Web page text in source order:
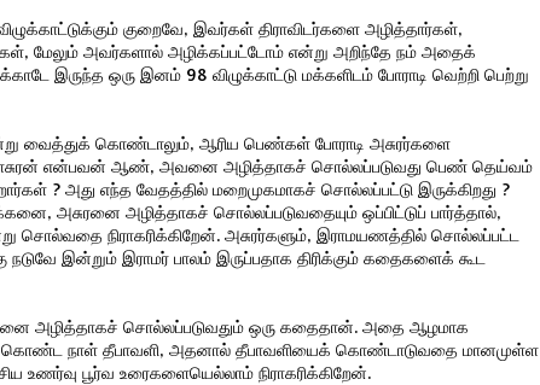
குறைவே, இவர்கள் திராவிடர்களை அழித்தார்கள்,
மேலும் அவர்களால் அழிக்கப்பட்டோம் என்று அறிந்தே நம் அதைக்
இருந்த ஒரு இனம் 98 விழுக்காட்டு மக்களிடம் போராடி வெற்றி பெற்று
வைத்துக் கொண்டாலும், ஆரிய பெண்கள் போராடி அசுரர்களை
என்பவன் ஆண், அவனை அழித்தாகச் சொல்லப்படுவது பெண் தெய்வம்
? அது எந்த வேதத்தில் மறைமுகமாகச் சொல்லப்பட்டு இருக்கிறது ?
அசுரனை அழித்தாகச் சொல்லப்படுவதையும் ஒப்பிட்டுப் பார்த்தால்,
நிராகரிக்கிறேன். அசுரர்களும், இராமயணத்தில் சொல்லப்பட்ட
இன்றும் இராமர் பாலம் இருப்பதாக திரிக்கும் கதைகளைக் கூட
அழித்தாகச் சொல்லப்படுவதும் ஒரு கதைதான். அதை ஆழமாக
கொண்ட நாள் தீபாவளி, அதனால் தீபாவளியைக் கொண்டாடுவதை மானமுள்ள
பூர்வ உரைகளையெல்லாம் நிராகரிக்கிறேன்.